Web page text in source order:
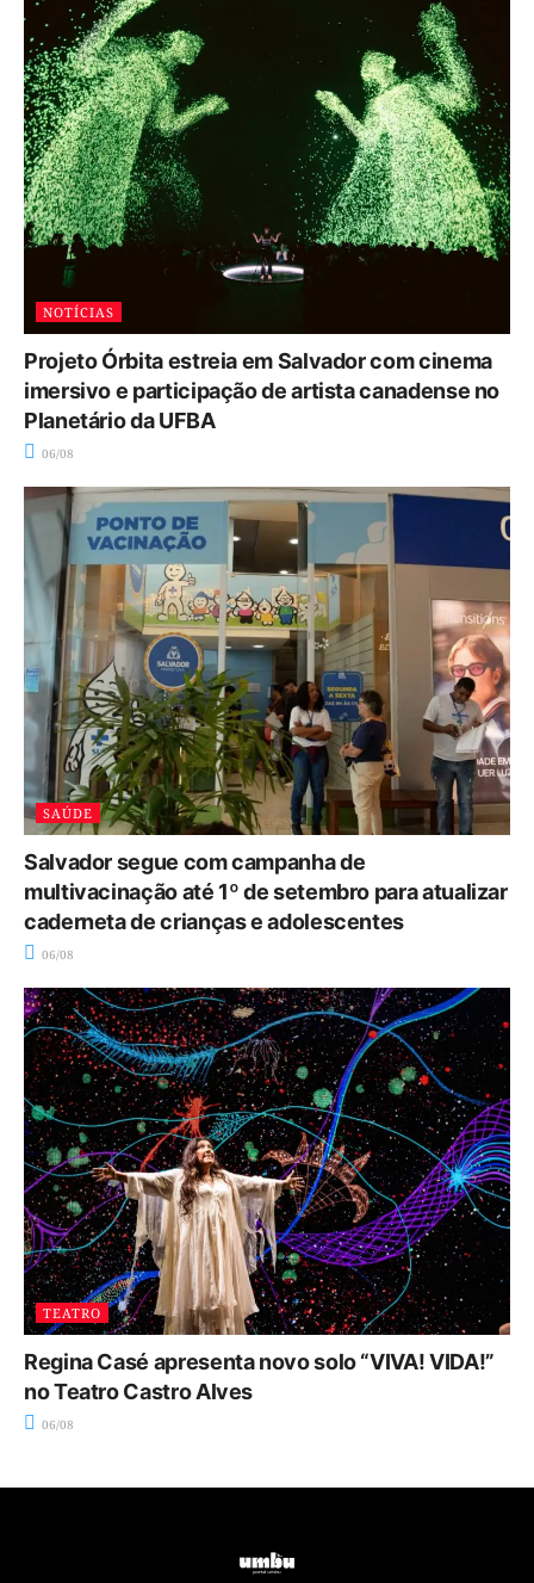
NOTÍCIAS
Projeto Órbita estreia em Salvador com cinema
imersivo e participação de artista canadense no
Planetário da UFBA
06/08
SAÚDE
Salvador segue com campanha de
multivacinação até 1º de setembro para atualizar
caderneta de crianças e adolescentes
06/08
TEATRO
Regina Casé apresenta novo solo “VIVA! VIDA!”
no Teatro Castro Alves
06/08